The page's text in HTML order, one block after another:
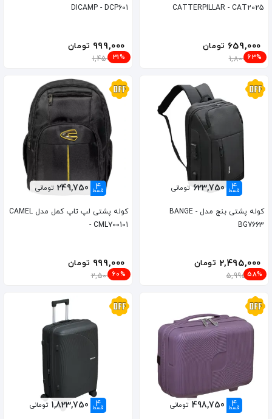
CATTERPILLAR - CAT2025
659,000 تومان
1,800,000
63%
DICAMP - DCP601
999,000 تومان
1,450,000
31%
4
قسط 623,750 تومانی
کوله پشتی بنج مدل BANGE -
BG7663
2,495,000 تومان
5,995,000
58%
4
قسط 249,750 تومانی
کوله پشتی لپ تاپ کمل مدل CAMEL
- CML700101
999,000 تومان
2,500,000
60%
4
قسط 498,750 تومانی 4
قسط 1,823,750 تومانی